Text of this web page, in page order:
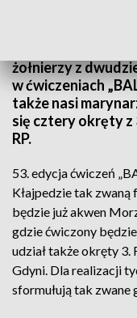
żołnierzy z
w ćwiczeniach
także nasi
się cztery okręty
RP.
53. edycja ćwiczeń
Kłajpedzie tak zwaną
będzie już akwen
gdzie ćwiczony
udział także okręty
Gdyni. Dla realizacji
sformułują tak